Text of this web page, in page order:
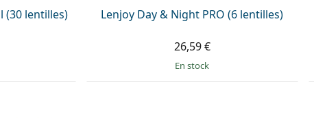
(30 lentilles) Lenjoy Day & Night PRO (6 lentilles)
26,59 €
en stock